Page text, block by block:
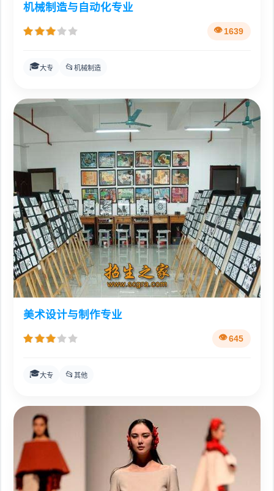
机械制造与自动化专业
1639
🎓大专 📂 机械制造
美术设计与制作专业
645
🎓大专 📂 其他